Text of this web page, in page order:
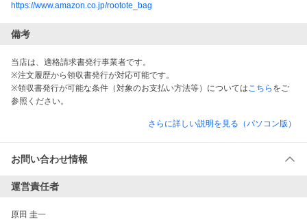
https://www.amazon.co.jp/rootote_bag
備考
当店は、適格請求書発行事業者です。
※注文履歴から領収書発行が対応可能です。
※領収書発行が可能な条件（対象のお支払い方法等）についてはこちら をご
参照ください。
さらに詳しい説明を見る（パソコン版）
お問い合わせ情報
運営責任者
原田 圭一